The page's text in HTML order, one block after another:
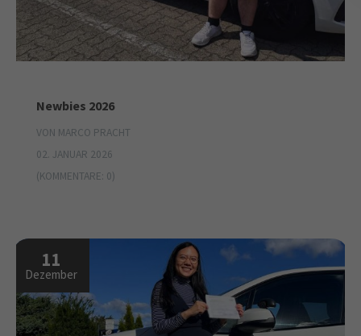
Newbies 2026
VON MARCO PRACHT
02. JANUAR 2026
(KOMMENTARE: 0)
11
Dezember